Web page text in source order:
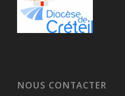
NOUS CONTACTER